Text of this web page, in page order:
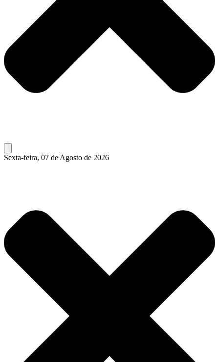
Sexta-feira, 07 de Agosto de 2026